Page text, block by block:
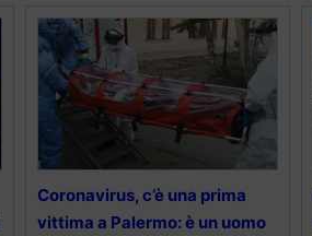
Coronavirus, c’è una prima
vittima a Palermo: è un uomo